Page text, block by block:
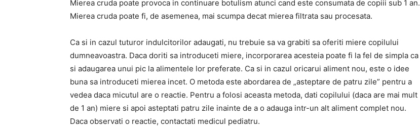
Mierea cruda poate provoca in continuare botulism atunci cand este consumata de copiii sub 1 an.
Mierea cruda poate fi, de asemenea, mai scumpa decat mierea filtrata sau procesata.
Ca si in cazul tuturor indulcitorilor adaugati, nu trebuie sa va grabiti sa oferiti miere copilului
dumneavoastra. Daca doriti sa introduceti miere, incorporarea acesteia poate fi la fel de simpla ca
si adaugarea unui pic la alimentele lor preferate. Ca si in cazul oricarui aliment nou, este o idee
buna sa introduceti mierea incet. O metoda este abordarea de „asteptare de patru zile” pentru a
vedea daca micutul are o reactie. Pentru a folosi aceasta metoda, dati copilului (daca are mai mult
de 1 an) miere si apoi asteptati patru zile inainte de a o adauga intr-un alt aliment complet nou.
Daca observati o reactie, contactati medicul pediatru.